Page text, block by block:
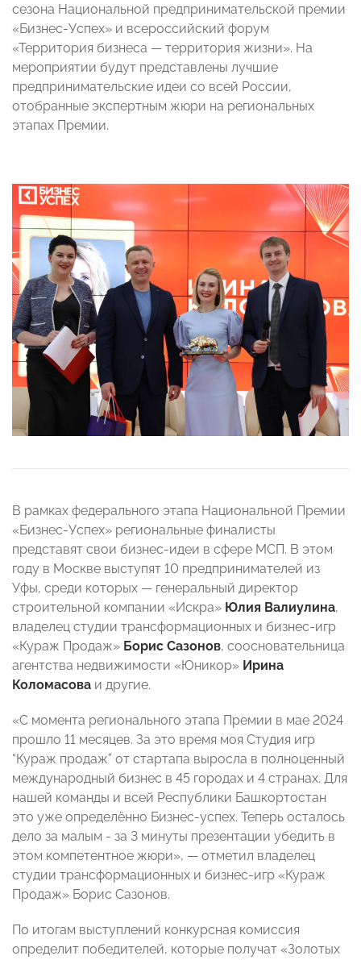
сезона Национальной предпринимательской премии
«Бизнес-Успех» и всероссийский форум
«Территория бизнеса — территория жизни». На
мероприятии будут представлены лучшие
предпринимательские идеи со всей России,
отобранные экспертным жюри на региональных
этапах Премии.
В рамках федерального этапа Национальной Премии
«Бизнес-Успех» региональные финалисты
представят свои бизнес-идеи в сфере МСП. В этом
году в Москве выступят 10 предпринимателей из
Уфы, среди которых — генеральный директор
строительной компании «Искра» Юлия Валиулина,
владелец студии трансформационных и бизнес-игр
«Кураж Продаж» Борис Сазонов, соосновательница
агентства недвижимости «Юникор» Ирина
Коломасова и другие.
«С момента регионального этапа Премии в мае 2024
прошло 11 месяцев. За это время моя Студия игр
“Кураж продаж” от стартапа выросла в полноценный
международный бизнес в 45 городах и 4 странах. Для
нашей команды и всей Республики Башкортостан
это уже определённо Бизнес-успех. Теперь осталось
дело за малым - за 3 минуты презентации убедить в
этом компетентное жюри», — отметил владелец
студии трансформационных и бизнес-игр «Кураж
Продаж» Борис Сазонов.
По итогам выступлений конкурсная комиссия
определит победителей, которые получат «Золотых